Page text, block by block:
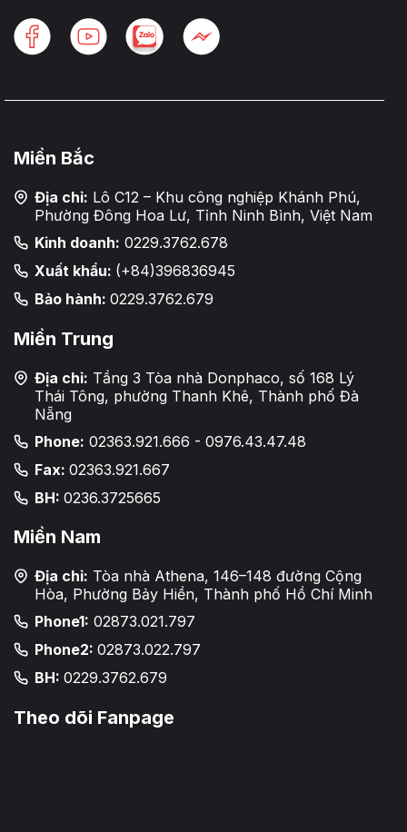
Miền Bắc
Địa chỉ: Lô C12 – Khu công nghiệp Khánh Phú,
Phường Đông Hoa Lư, Tỉnh Ninh Bình, Việt Nam
Kinh doanh: 0229.3762.678
Xuất khẩu: (+84)396836945
Bảo hành: 0229.3762.679
Miền Trung
Địa chỉ: Tầng 3 Tòa nhà Donphaco, số 168 Lý
Thái Tông, phường Thanh Khê, Thành phố Đà
Nẵng
Phone: 02363.921.666 - 0976.43.47.48
Fax: 02363.921.667
BH: 0236.3725665
Miền Nam
Địa chỉ: Tòa nhà Athena, 146–148 đường Cộng
Hòa, Phường Bảy Hiền, Thành phố Hồ Chí Minh
Phone1: 02873.021.797
Phone2: 02873.022.797
BH: 0229.3762.679
Theo dõi Fanpage